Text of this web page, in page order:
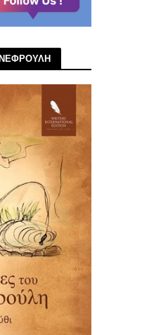
ΝΕΦΡΟΥΛΗ